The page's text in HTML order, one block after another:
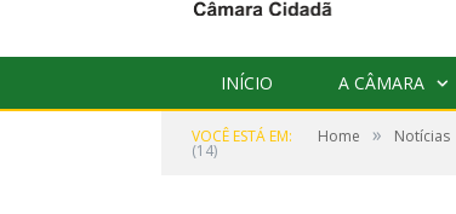
INÍCIO A CÂMARA
VOCÊ ESTÁ EM: Home » Notícias
(14)